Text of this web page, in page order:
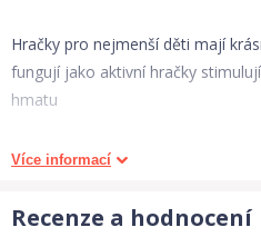
Hračky pro nejmenší děti mají
fungují jako aktivní hračky
hmatu
Rozměry balení š v h 14 x 21 x
Materiál plast
Více informací
Recenze a hodnocení